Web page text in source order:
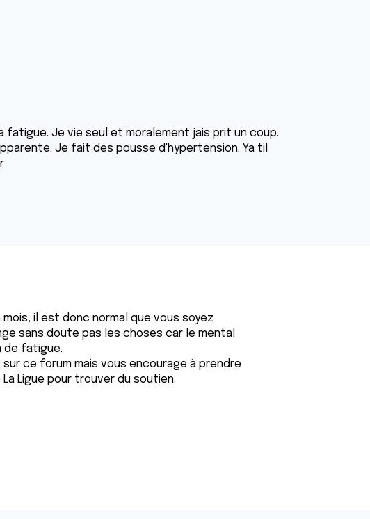
fatigue. Je vie seul et moralement jais prit un coup.
Je fait des pousse d'hypertension. Ya til
il est donc normal que vous soyez
sans doute pas les choses car le mental
de fatigue.
ce forum mais vous encourage à prendre
Ligue pour trouver du soutien.